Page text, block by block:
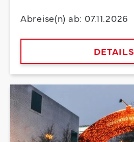
Abreise(n) ab: 07.11.2026
DETAILS